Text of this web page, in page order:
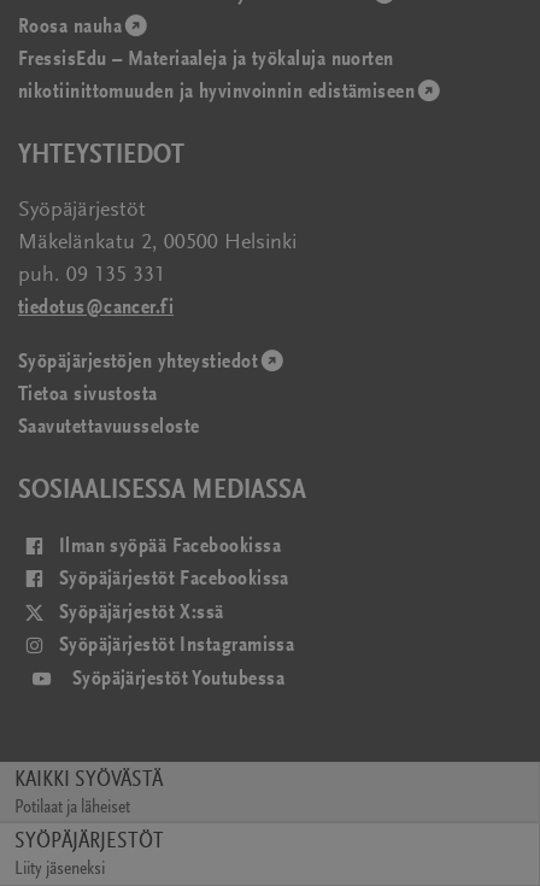
ikkunassa)
Roosa nauha(avautuu
uudessa
ikkunassa)
FressisEdu – Materiaaleja ja työkaluja nuorten
nikotiinittomuuden ja hyvinvoinnin edistämiseen (avautuu
YHTEYSTIEDOT
Syöpäjärjestöt
Mäkelänkatu 2, 00500 Helsinki
puh. 09 135 331
tiedotus@cancer.fi
Syöpäjärjestöjen yhteystiedot(avautuu
Tietoa sivustosta
Saavutettavuusseloste
SOSIAALISESSA MEDIASSA
Ilman syöpää Facebookissa(avautuu
uudessa
Syöpäjärjestöt Facebookissa
ikkunassa)
Syöpäjärjestöt X:ssä
uudessa
ikkunassa)
Syöpäjärjestöt Instagramissa
Syöpäjärjestöt Youtubessa(avautuu
KAIKKI SYÖVÄSTÄ
Potilaat ja läheiset
(avautuu
ikkunassa)
SYÖPÄJÄRJESTÖT
Liity jäseneksi